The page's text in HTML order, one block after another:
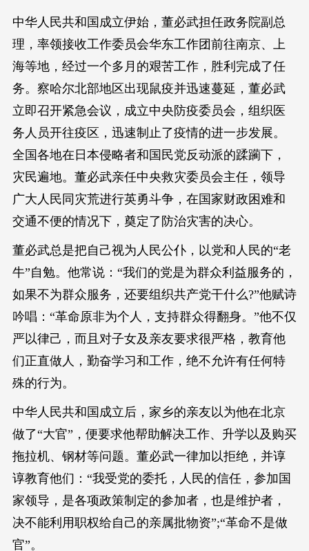
中华人民共和国成立伊始，董必武担任政务院副总
理，率领接收工作委员会华东工作团前往南京、上
海等地，经过一个多月的艰苦工作，胜利完成了任
务。察哈尔北部地区出现鼠疫并迅速蔓延，董必武
立即召开紧急会议，成立中央防疫委员会，组织医
务人员开往疫区，迅速制止了疫情的进一步发展。
全国各地在日本侵略者和国民党反动派的蹂躏下，
灾民遍地。董必武亲任中央救灾委员会主任，领导
广大人民同灾荒进行英勇斗争，在国家财政困难和
交通不便的情况下，奠定了防治灾害的决心。
董必武总是把自己视为人民公仆，以党和人民的“老
牛”自勉。他常说：“我们的党是为群众利益服务的，
如果不为群众服务，还要组织共产党干什么?”他赋诗
吟唱：“革命原非为个人，支持群众得翻身。”他不仅
严以律己，而且对子女及亲友要求很严格，教育他
们正直做人，勤奋学习和工作，绝不允许有任何特
殊的行为。
中华人民共和国成立后，家乡的亲友以为他在北京
做了“大官”，便要求他帮助解决工作、升学以及购买
拖拉机、钢材等问题。董必武一律加以拒绝，并谆
谆教育他们：“我受党的委托，人民的信任，参加国
家领导，是各项政策制定的参加者，也是维护者，
决不能利用职权给自己的亲属批物资”;“革命不是做
官”。